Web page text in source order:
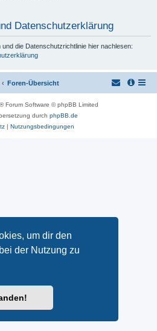
um dir den
der Nutzung zu
Datenschutzerklärung
die Datenschutzrichtlinie hier nachlesen:
Foren-Übersicht
® Forum Software © phpBB Limited
durch phpBB.de
| Nutzungsbedingungen